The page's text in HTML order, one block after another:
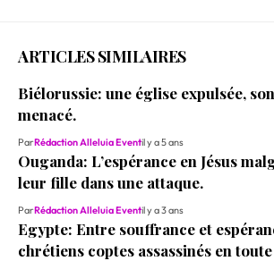
ARTICLES SIMILAIRES
Biélorussie: une église expulsée,
menacé.
ParRédaction Alleluia Eventil y a 5 ans
Ouganda: L’espérance en Jésus
leur fille dans une attaque.
ParRédaction Alleluia Eventil y a 3 ans
Egypte: Entre souffrance et
chrétiens coptes assassinés en